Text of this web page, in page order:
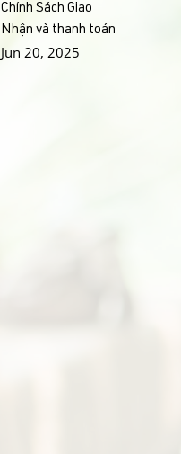
Chính Sách Giao
Nhận và thanh toán
Jun 20, 2025